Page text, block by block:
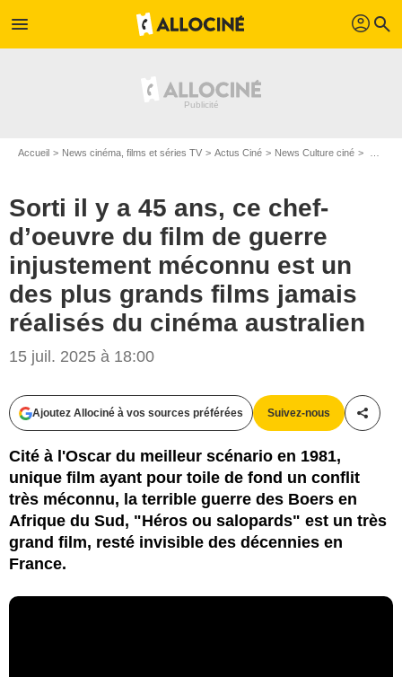
menu profil search
Accueil News cinéma, films et séries TV Actus Ciné News Culture ciné
Sorti il y a 45 ans, ce chef-
d’oeuvre du film de guerre
injustement méconnu est un
des plus grands films jamais
réalisés du cinéma australien
15 juil. 2025 à 18:00
Ajoutez Allociné à vos sources préférées Suivez-nous
Cité à l'Oscar du meilleur scénario en 1981,
unique film ayant pour toile de fond un conflit
très méconnu, la terrible guerre des Boers en
Afrique du Sud, "Héros ou salopards" est un très
grand film, resté invisible des décennies en
France.